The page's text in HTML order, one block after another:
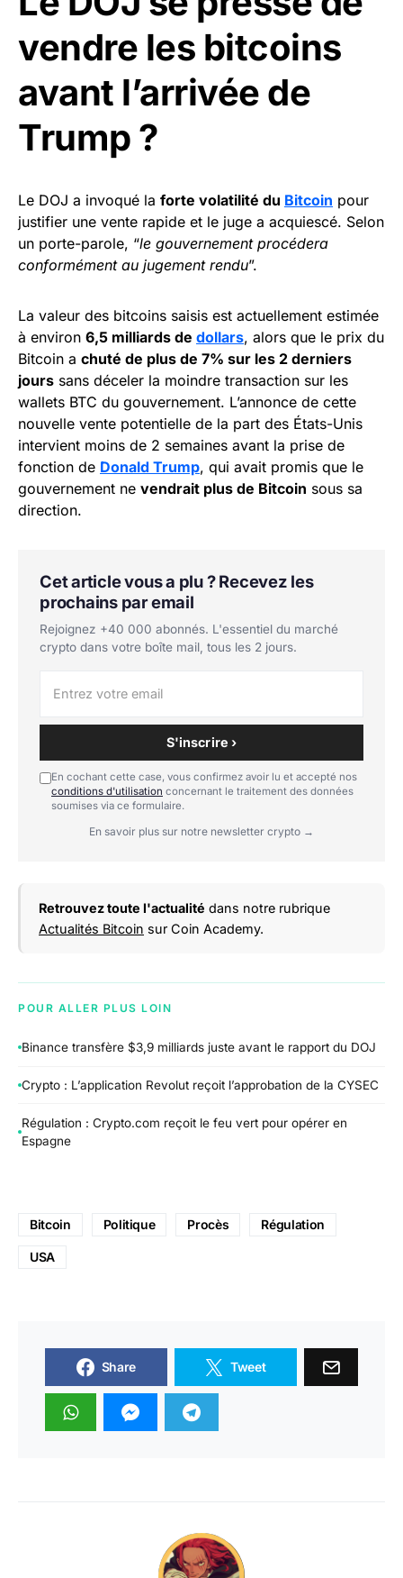
vendre les bitcoins
avant l’arrivée de
Trump ?
Le DOJ a invoqué la forte volatilité du Bitcoin pour
justifier une vente rapide et le juge a acquiescé. Selon
un porte-parole, “le gouvernement procédera
conformément au jugement rendu”.
La valeur des bitcoins saisis est actuellement estimée
à environ 6,5 milliards de dollars, alors que le prix du
Bitcoin a chuté de plus de 7% sur les 2 derniers
jours sans déceler la moindre transaction sur les
wallets BTC du gouvernement. L’annonce de cette
nouvelle vente potentielle de la part des États-Unis
intervient moins de 2 semaines avant la prise de
fonction de Donald Trump, qui avait promis que le
gouvernement ne vendrait plus de Bitcoin sous sa
direction.
Cet article vous a plu ? Recevez les
prochains par email
Rejoignez +40 000 abonnés. L'essentiel du marché
crypto dans votre boîte mail, tous les 2 jours.
S'inscrire ›
En cochant cette case, vous confirmez avoir lu et accepté nos
conditions d'utilisation concernant le traitement des données
soumises via ce formulaire.
En savoir plus sur notre newsletter crypto →
Retrouvez toute l'actualité dans notre rubrique
Actualités Bitcoin sur Coin Academy.
POUR ALLER PLUS LOIN
Binance transfère $3,9 milliards juste avant le rapport du DOJ
Crypto : L’application Revolut reçoit l’approbation de la CYSEC
Régulation : Crypto.com reçoit le feu vert pour opérer en
Espagne
Bitcoin Politique Procès Régulation
USA
Share Tweet